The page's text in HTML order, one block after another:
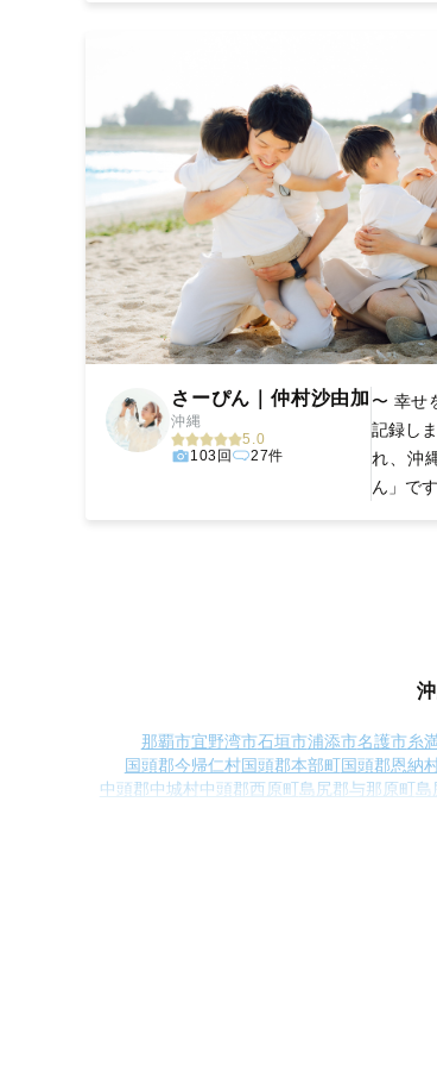
さーぴん｜仲村沙由加
沖縄
5.0
103回
27件
〜 幸せ
記録し
れ、沖
ん」で
那覇市宜野湾市石垣市浦添市名護市糸
国頭郡今帰仁村国頭郡本部町国頭郡恩納
中頭郡中城村中頭郡西原町島尻郡与那原町島